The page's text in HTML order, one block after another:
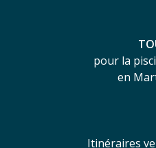
pour la
en
Itinéraires